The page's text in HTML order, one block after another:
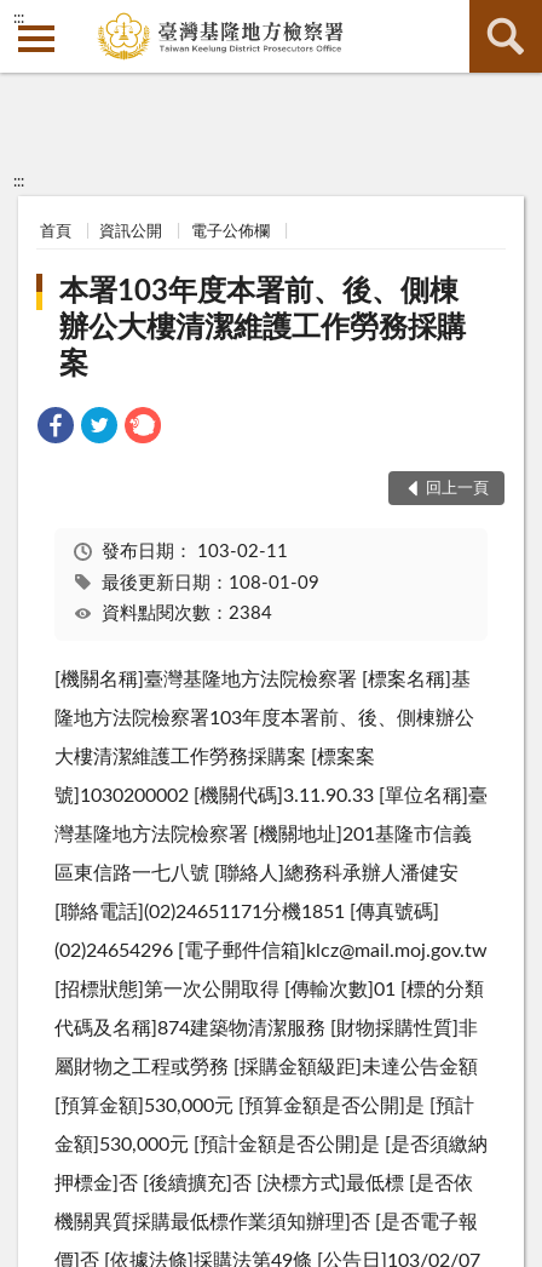
:::
:::
首頁 資訊公開 電子公佈欄
本署103年度本署前、後、側棟
辦公大樓清潔維護工作勞務採購
案
回上一頁
發布日期： 103-02-11
最後更新日期：108-01-09
資料點閱次數：2384
[機關名稱]臺灣基隆地方法院檢察署 [標案名稱]基
隆地方法院檢察署103年度本署前、後、側棟辦公
大樓清潔維護工作勞務採購案 [標案案
號]1030200002 [機關代碼]3.11.90.33 [單位名稱]臺
灣基隆地方法院檢察署 [機關地址]201基隆市信義
區東信路一七八號 [聯絡人]總務科承辦人潘健安
[聯絡電話](02)24651171分機1851 [傳真號碼]
(02)24654296 [電子郵件信箱]klcz@mail.moj.gov.tw
[招標狀態]第一次公開取得 [傳輸次數]01 [標的分類
代碼及名稱]874建築物清潔服務 [財物採購性質]非
屬財物之工程或勞務 [採購金額級距]未達公告金額
[預算金額]530,000元 [預算金額是否公開]是 [預計
金額]530,000元 [預計金額是否公開]是 [是否須繳納
押標金]否 [後續擴充]否 [決標方式]最低標 [是否依
機關異質採購最低標作業須知辦理]否 [是否電子報
價]否 [依據法條]採購法第49條 [公告日]103/02/07